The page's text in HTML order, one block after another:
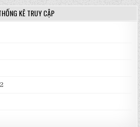
KÊ TRUY CẬP